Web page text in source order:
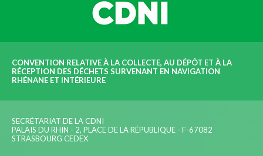
CONVENTION RELATIVE À LA COLLECTE, AU DÉPÔT ET À LA
RÉCEPTION DES DÉCHETS SURVENANT EN NAVIGATION
RHÉNANE ET INTÉRIEURE
SECRÉTARIAT DE LA CDNI
PALAIS DU RHIN - 2, PLACE DE LA RÉPUBLIQUE - F-67082
STRASBOURG CEDEX